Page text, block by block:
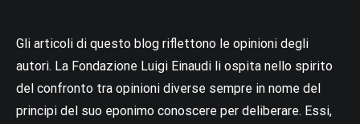
Gli articoli di questo blog riflettono le opinioni degli
autori. La Fondazione Luigi Einaudi li ospita nello spirito
del confronto tra opinioni diverse sempre in nome del
principi del suo eponimo conoscere per deliberare. Essi,